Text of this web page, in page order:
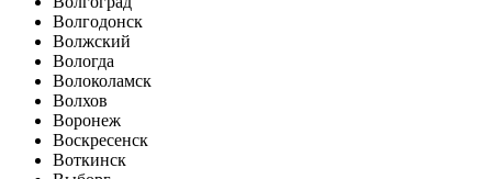
Волгодонск
Волжский
Вологда
Волоколамск
Волхов
Воронеж
Воскресенск
Воткинск